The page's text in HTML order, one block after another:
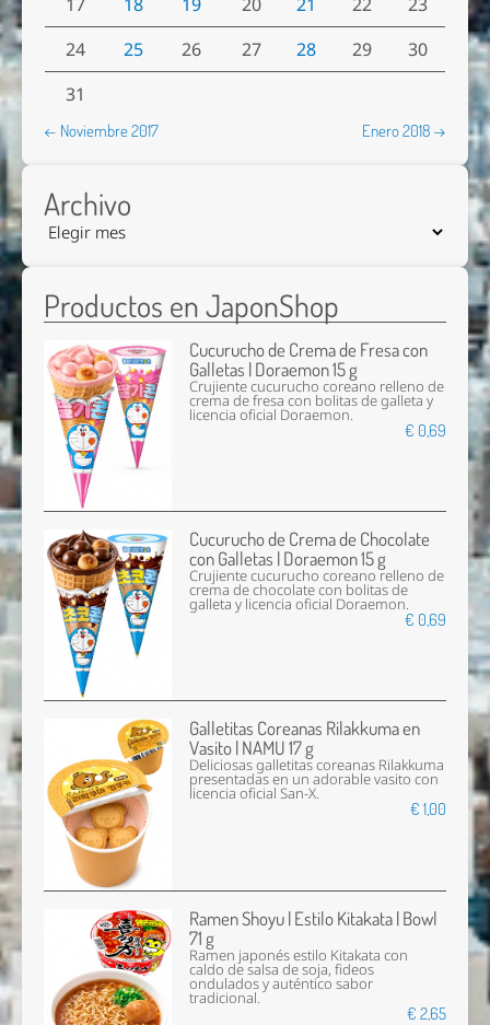
24
25 26 27 28 29
30
31
← Noviembre 2017 Enero 2018 →
Archivo
Productos en JaponShop
Cucurucho de Crema de Fresa con
Galletas | Doraemon 15 g
Crujiente cucurucho coreano relleno de
crema de fresa con bolitas de galleta y
licencia oficial Doraemon.
€ 0,69
Cucurucho de Crema de Chocolate
con Galletas | Doraemon 15 g
Crujiente cucurucho coreano relleno de
crema de chocolate con bolitas de
galleta y licencia oficial Doraemon.
€ 0,69
Galletitas Coreanas Rilakkuma en
Vasito | NAMU 17 g
Deliciosas galletitas coreanas Rilakkuma
presentadas en un adorable vasito con
licencia oficial San-X.
€ 1,00
Ramen Shoyu | Estilo Kitakata | Bowl
71 g
Ramen japonés estilo Kitakata con
caldo de salsa de soja, fideos
ondulados y auténtico sabor
tradicional.
€ 2,65